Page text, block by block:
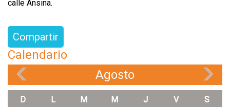
calle Ansina.
Compartir
Calendario
Agosto
D L M M J V S